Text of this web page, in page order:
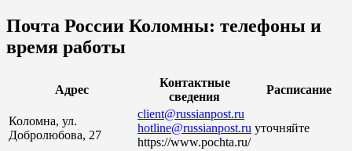
Почта России Коломны: телефоны и
время работы
Адрес
Контактные
сведения
Расписание
Коломна, ул.
Добролюбова, 27
client@russianpost.ru
hotline@russianpost.ru
https://www.pochta.ru/
уточняйте